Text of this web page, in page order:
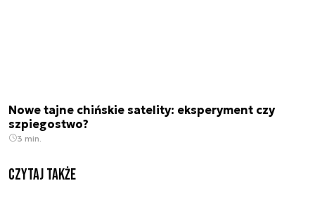
Nowe tajne chińskie satelity: eksperyment czy
szpiegostwo?
3 min.
Czytaj także